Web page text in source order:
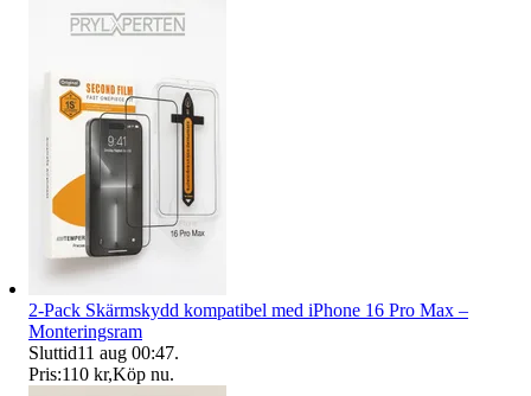
2-Pack Skärmskydd kompatibel med iPhone 16 Pro Max –
Monteringsram
Sluttid11 aug 00:47.
Pris:110 kr,Köp nu.